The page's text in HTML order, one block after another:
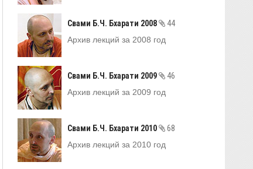
Свами Б.Ч. Бхарати 2008
44
Архив лекций за 2008 год
Свами Б.Ч. Бхарати 2009
46
Архив лекций за 2009 год
Свами Б.Ч. Бхарати 2010
68
Архив лекций за 2010 год